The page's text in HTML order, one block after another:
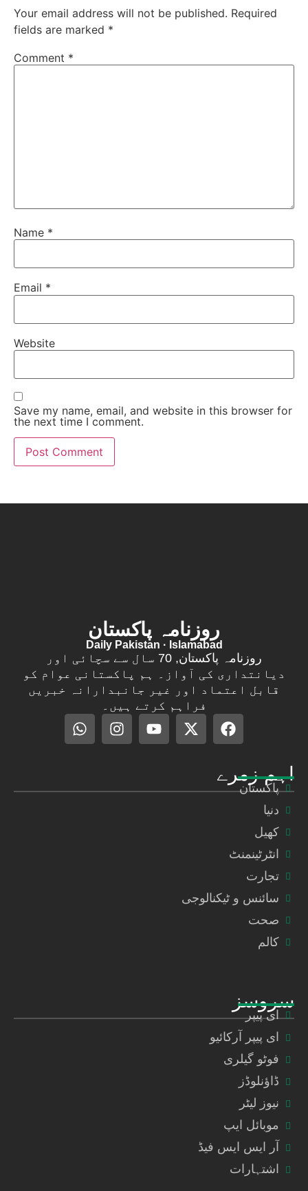
Your email address will not be published. Required
fields are marked *
Comment *
Name *
Email *
Website
Save my name, email, and website in this browser for
the next time I comment.
سروسز
ای پیپر
ای پیپر آرکائیو
فوٹو گیلری
ڈاؤنلوڈز
نیوز لیٹر
موبائل ایپ
آر ایس ایس فیڈ
اشتہارات
اہم زمرے
پاکستان
دنیا
کھیل
انٹرٹینمنٹ
تجارت
سائنس و ٹیکنالوجی
صحت
کالم
روزنامہ پاکستان
Daily Pakistan · Islamabad
روزنامہ پاکستان, 70 سال سے سچائی اور
دیانتداری کی آواز۔ ہم پاکستانی عوام کو
قابل اعتماد اور غیر جانبدارانہ خبریں
فراہم کرتے ہیں۔